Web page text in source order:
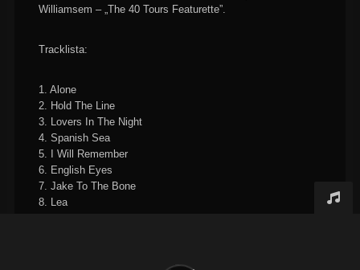
Williamsem – „The 40 Tours Featurette”.
Tracklista:
1. Alone
2. Hold The Line
3. Lovers In The Night
4. Spanish Sea
5. I Will Remember
6. English Eyes
7. Jake To The Bone
8. Lea